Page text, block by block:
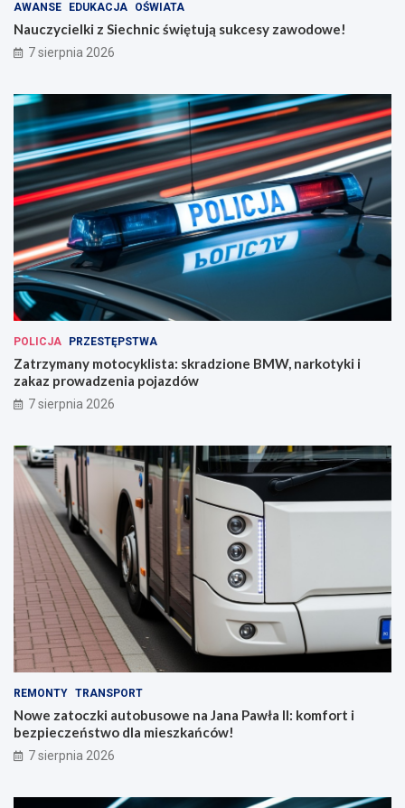
AWANSE EDUKACJA OŚWIATA
Nauczycielki z Siechnic świętują sukcesy zawodowe!
7 sierpnia 2026
POLICJA PRZESTĘPSTWA
Zatrzymany motocyklista: skradzione BMW, narkotyki i
zakaz prowadzenia pojazdów
7 sierpnia 2026
REMONTY TRANSPORT
Nowe zatoczki autobusowe na Jana Pawła II: komfort i
bezpieczeństwo dla mieszkańców!
7 sierpnia 2026